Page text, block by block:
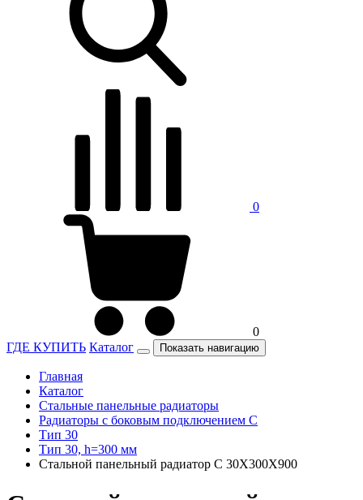
0
0
ГДЕ КУПИТЬ Каталог Показать навигацию
Главная
Каталог
Стальные панельные радиаторы
Радиаторы c боковым подключением C
Тип 30
Тип 30, h=300 мм
Стальной панельный радиатор C 30Х300Х900